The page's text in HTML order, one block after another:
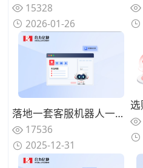
15328
2026-01-26
落地一套客服机器人一般多少钱？极具性价比的3家客户联络服务商价格对比
17536
2025-12-31